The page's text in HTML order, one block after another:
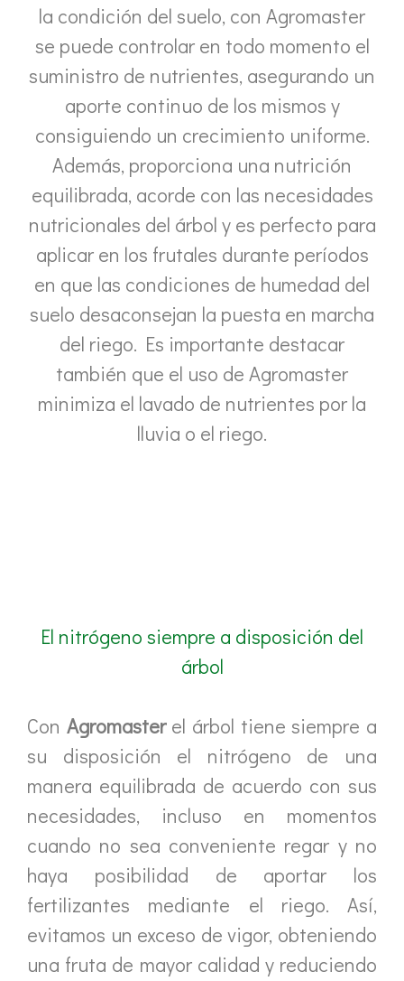
la condición del suelo, con Agromaster
se puede controlar en todo momento el
suministro de nutrientes, asegurando un
aporte continuo de los mismos y
consiguiendo un crecimiento uniforme.
Además, proporciona una nutrición
equilibrada, acorde con las necesidades
nutricionales del árbol y es perfecto para
aplicar en los frutales durante períodos
en que las condiciones de humedad del
suelo desaconsejan la puesta en marcha
del riego. Es importante destacar
también que el uso de Agromaster
minimiza el lavado de nutrientes por la
lluvia o el riego.
El nitrógeno siempre a disposición del
árbol
Con Agromasterel árbol tiene siempre a
su disposición el nitrógeno de una
manera equilibrada de acuerdo con sus
necesidades, incluso en momentos
cuando no sea conveniente regar y no
haya posibilidad de aportar los
fertilizantes mediante el riego. Así,
evitamos un exceso de vigor, obteniendo
una fruta de mayor calidad y reduciendo